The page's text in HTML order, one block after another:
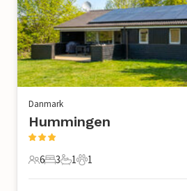
Danmark
Hummingen
6 Gjester
6
3 Soverom
3
1 Bad
1
1 Kjæledyr
1